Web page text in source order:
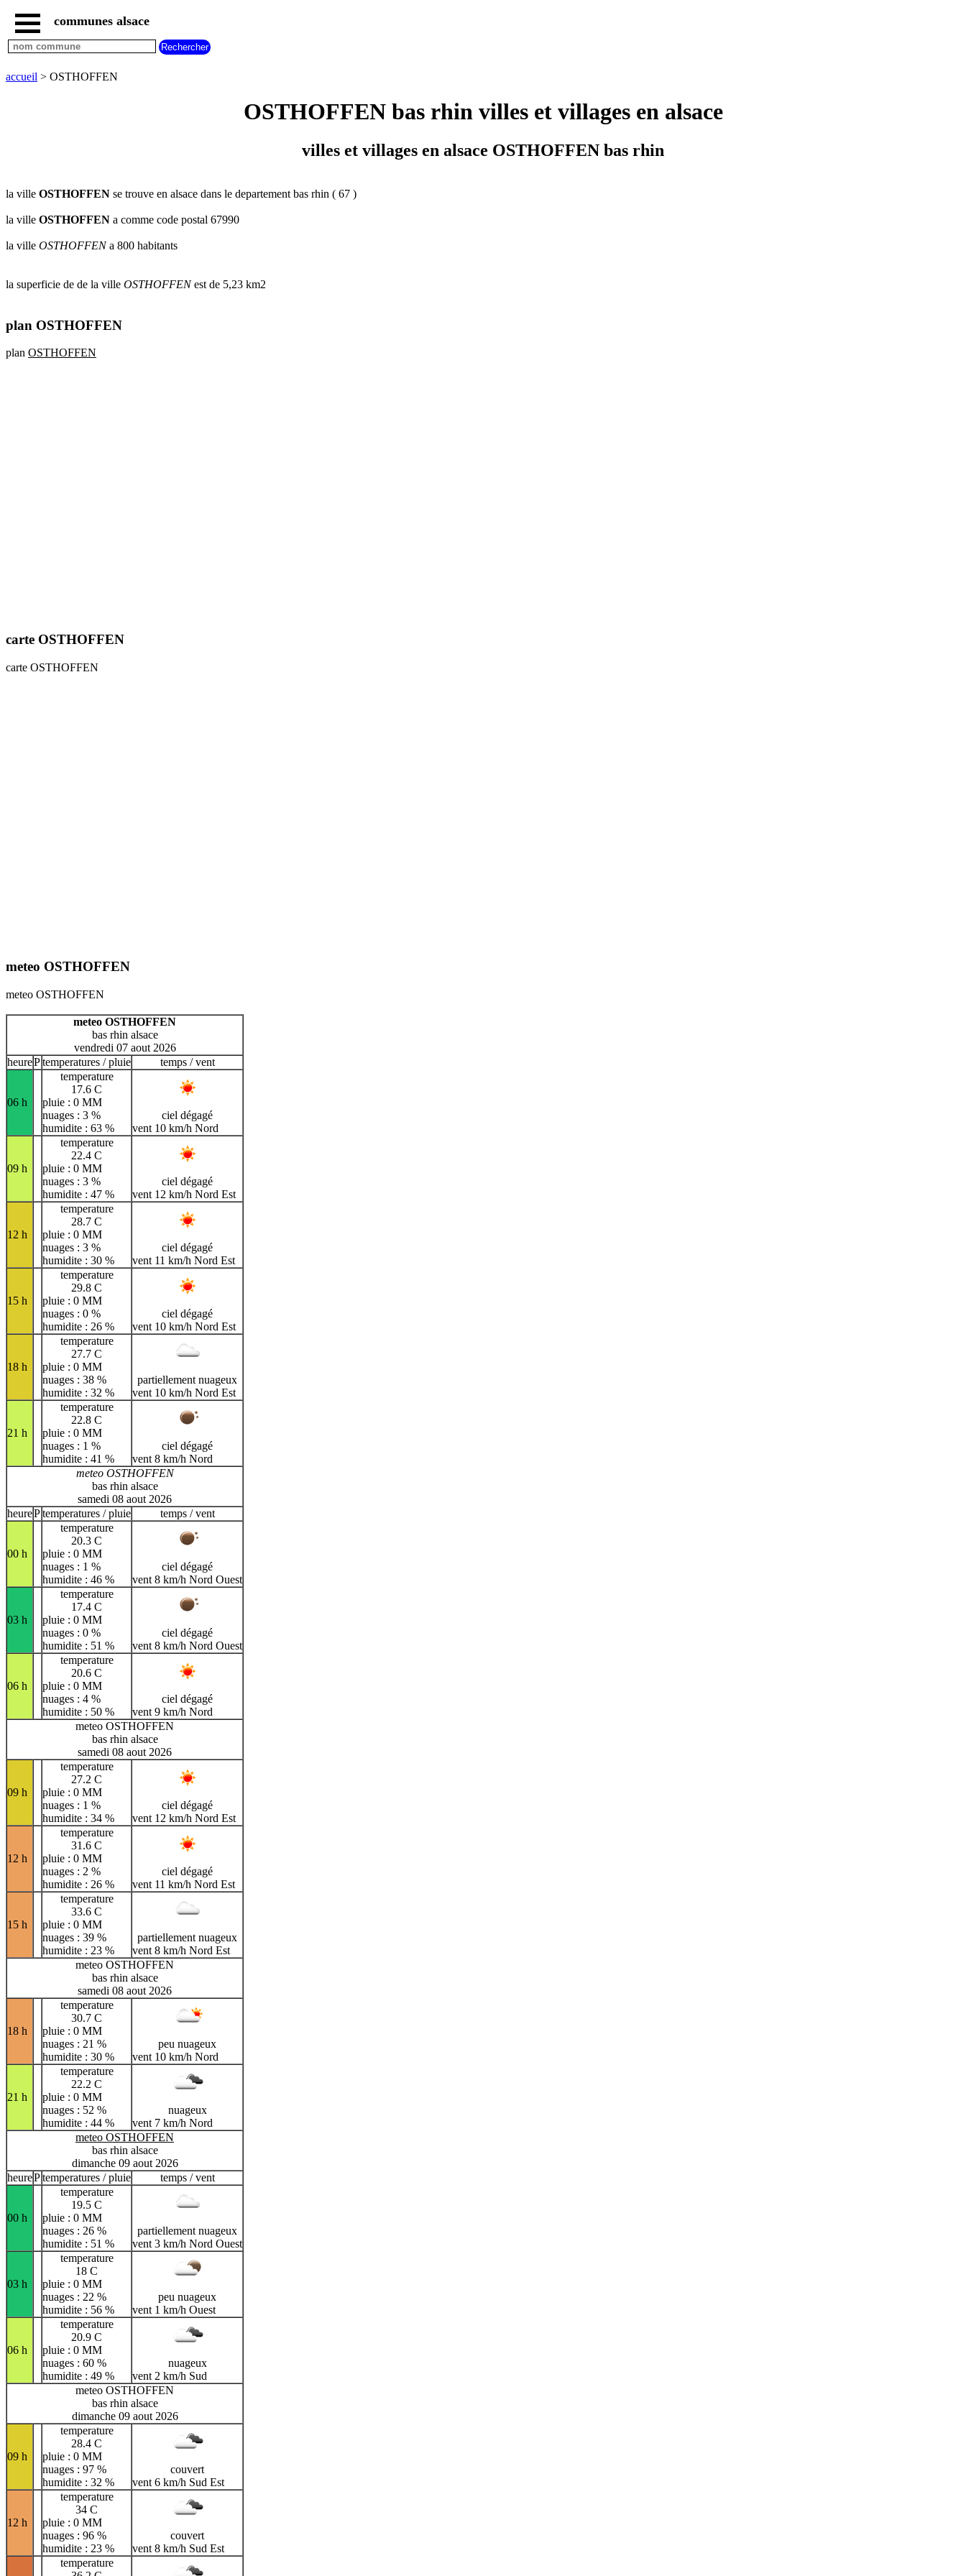
accueil
villes
rhin
commencant
villes
rhin
commencant
X Y Z
communes alsace
accueil > OSTHOFFEN
OSTHOFFEN bas rhin villes et villages en alsace
villes et villages en alsace OSTHOFFEN bas rhin
la ville OSTHOFFEN se trouve en alsace dans le departement bas rhin ( 67 )
la ville OSTHOFFEN a comme code postal 67990
la ville OSTHOFFENa 800 habitants
la superficie de de la ville OSTHOFFENest de 5,23 km2
plan OSTHOFFEN
plan OSTHOFFEN
carte OSTHOFFEN
carte OSTHOFFEN
meteo OSTHOFFEN
meteo OSTHOFFEN
meteo OSTHOFFEN
bas rhin alsace
vendredi 07 aout 2026
heurePtemperatures / pluie temps / vent
06 h
temperature
17.6 C
pluie : 0 MM
nuages : 3 %
humidite : 63 %
ciel dégagé
vent 10 km/h Nord
09 h
temperature
22.4 C
pluie : 0 MM
nuages : 3 %
humidite : 47 %
ciel dégagé
vent 12 km/h Nord Est
12 h
temperature
28.7 C
pluie : 0 MM
nuages : 3 %
humidite : 30 %
ciel dégagé
vent 11 km/h Nord Est
15 h
temperature
29.8 C
pluie : 0 MM
nuages : 0 %
humidite : 26 %
ciel dégagé
vent 10 km/h Nord Est
18 h
temperature
27.7 C
pluie : 0 MM
nuages : 38 %
humidite : 32 %
partiellement nuageux
vent 10 km/h Nord Est
21 h
temperature
22.8 C
pluie : 0 MM
nuages : 1 %
humidite : 41 %
ciel dégagé
vent 8 km/h Nord
meteo OSTHOFFEN
bas rhin alsace
samedi 08 aout 2026
heurePtemperatures / pluie temps / vent
00 h
temperature
20.3 C
pluie : 0 MM
nuages : 1 %
humidite : 46 %
ciel dégagé
vent 8 km/h Nord Ouest
03 h
temperature
17.4 C
pluie : 0 MM
nuages : 0 %
humidite : 51 %
ciel dégagé
vent 8 km/h Nord Ouest
06 h
temperature
20.6 C
pluie : 0 MM
nuages : 4 %
humidite : 50 %
ciel dégagé
vent 9 km/h Nord
meteo OSTHOFFEN
bas rhin alsace
samedi 08 aout 2026
09 h
temperature
27.2 C
pluie : 0 MM
nuages : 1 %
humidite : 34 %
ciel dégagé
vent 12 km/h Nord Est
12 h
temperature
31.6 C
pluie : 0 MM
nuages : 2 %
humidite : 26 %
ciel dégagé
vent 11 km/h Nord Est
15 h
temperature
33.6 C
pluie : 0 MM
nuages : 39 %
humidite : 23 %
partiellement nuageux
vent 8 km/h Nord Est
meteo OSTHOFFEN
bas rhin alsace
samedi 08 aout 2026
18 h
temperature
30.7 C
pluie : 0 MM
nuages : 21 %
humidite : 30 %
peu nuageux
vent 10 km/h Nord
21 h
temperature
22.2 C
pluie : 0 MM
nuages : 52 %
humidite : 44 %
nuageux
vent 7 km/h Nord
meteo OSTHOFFEN
bas rhin alsace
dimanche 09 aout 2026
heurePtemperatures / pluie temps / vent
00 h
temperature
19.5 C
pluie : 0 MM
nuages : 26 %
humidite : 51 %
partiellement nuageux
vent 3 km/h Nord Ouest
03 h
temperature
18 C
pluie : 0 MM
nuages : 22 %
humidite : 56 %
peu nuageux
vent 1 km/h Ouest
06 h
temperature
20.9 C
pluie : 0 MM
nuages : 60 %
humidite : 49 %
nuageux
vent 2 km/h Sud
meteo OSTHOFFEN
bas rhin alsace
dimanche 09 aout 2026
09 h
temperature
28.4 C
pluie : 0 MM
nuages : 97 %
humidite : 32 %
couvert
vent 6 km/h Sud Est
12 h
temperature
34 C
pluie : 0 MM
nuages : 96 %
humidite : 23 %
couvert
vent 8 km/h Sud Est
temperature